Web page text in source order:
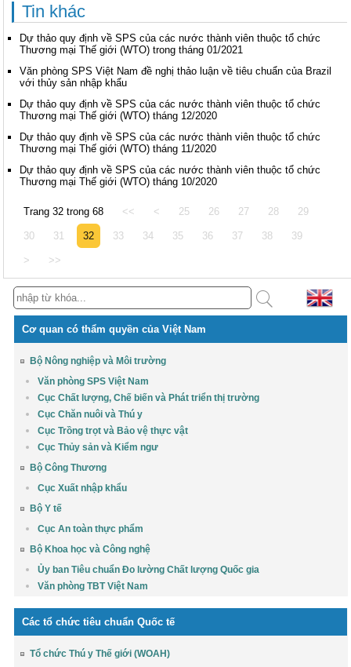
Tin khác
Dự thảo quy định về SPS của các nước thành viên thuộc tổ chức
Thương mại Thế giới (WTO) trong tháng 01/2021
Văn phòng SPS Việt Nam đề nghị thảo luận về tiêu chuẩn của Brazil
với thủy sản nhập khẩu
Dự thảo quy định về SPS của các nước thành viên thuộc tổ chức
Thương mại Thế giới (WTO) tháng 12/2020
Dự thảo quy định về SPS của các nước thành viên thuộc tổ chức
Thương mại Thế giới (WTO) tháng 11/2020
Dự thảo quy định về SPS của các nước thành viên thuộc tổ chức
Thương mại Thế giới (WTO) tháng 10/2020
Trang 32 trong 68 << < 25 26 27 28 29
30 31 32 33 34 35 36 37 38 39
> >>
Cơ quan có thẩm quyền của Việt Nam
Bộ Nông nghiệp và Môi trường
Văn phòng SPS Việt Nam
Cục Chất lượng, Chế biến và Phát triển thị trường
Cục Chăn nuôi và Thú y
Cục Trồng trọt và Bảo vệ thực vật
Cục Thủy sản và Kiểm ngư
Bộ Công Thương
Cục Xuất nhập khẩu
Bộ Y tế
Cục An toàn thực phẩm
Bộ Khoa học và Công nghệ
Ủy ban Tiêu chuẩn Đo lường Chất lượng Quốc gia
Văn phòng TBT Việt Nam
Các tổ chức tiêu chuẩn Quốc tế
Tổ chức Thú y Thế giới (WOAH)